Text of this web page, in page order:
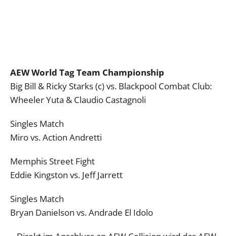
AEW World Tag Team Championship
Big Bill & Ricky Starks (c) vs. Blackpool Combat Club:
Wheeler Yuta & Claudio Castagnoli
Singles Match
Miro vs. Action Andretti
Memphis Street Fight
Eddie Kingston vs. Jeff Jarrett
Singles Match
Bryan Danielson vs. Andrade El Idolo